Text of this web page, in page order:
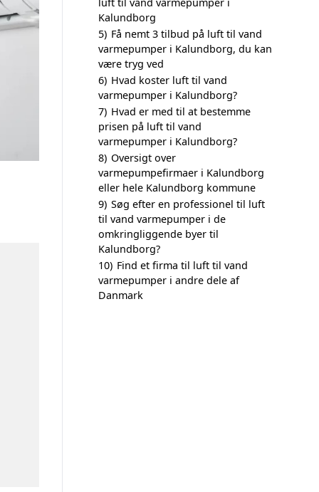
Kalundborg
5) Få nemt 3 tilbud på luft til vand
varmepumper i Kalundborg, du kan
være tryg ved
6) Hvad koster luft til vand
varmepumper i Kalundborg?
7) Hvad er med til at bestemme
prisen på luft til vand
varmepumper i Kalundborg?
8) Oversigt over
varmepumpefirmaer i Kalundborg
eller hele Kalundborg kommune
9) Søg efter en professionel til luft
til vand varmepumper i de
omkringliggende byer til
Kalundborg?
10) Find et firma til luft til vand
varmepumper i andre dele af
Danmark